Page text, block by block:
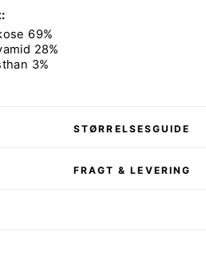
69%
28%
3%
STØRRELSESGUIDE
FRAGT & LEVERING